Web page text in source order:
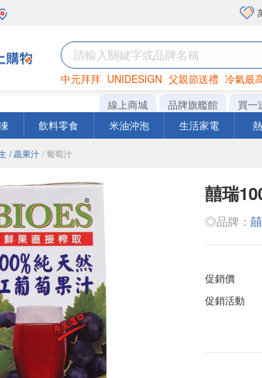
中元拜拜 UNIDESIGN 父親節送禮 冷氣最
巧克力 罐頭 衛生紙
線上商城 品牌旗艦館 買一
飲料零食 米油沖泡 生活家電
/ 蔬果汁 / 葡萄汁
囍瑞
◎品牌：
促銷價
促銷活動